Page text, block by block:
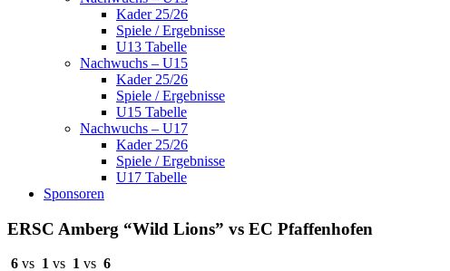
Kader 25/26
Spiele / Ergebnisse
U13 Tabelle
Nachwuchs – U15
Kader 25/26
Spiele / Ergebnisse
U15 Tabelle
Nachwuchs – U17
Kader 25/26
Spiele / Ergebnisse
U17 Tabelle
Sponsoren
ERSC Amberg “Wild Lions” vs EC Pfaffenhofen
6 vs 1 vs 1 vs 6